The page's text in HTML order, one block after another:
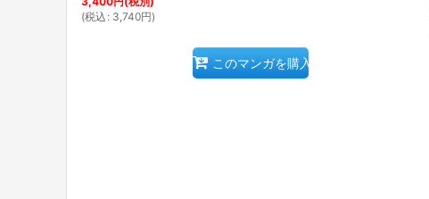
(税込 : 3,740円)
このマンガを購入